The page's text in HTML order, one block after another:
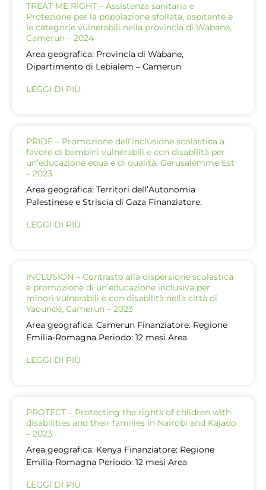
TREAT ME RIGHT – Assistenza sanitaria e
Protezione per la popolazione sfollata, ospitante e
le categorie vulnerabili nella provincia di Wabane,
Camerun – 2024
Area geografica: Provincia di Wabane,
Dipartimento di Lebialem – Camerun
LEGGI DI PIÙ
PRIDE – Promozione dell’inclusione scolastica a
favore di bambini vulnerabili e con disabilità per
un’educazione equa e di qualità, Gerusalemme Est
– 2023
Area geografica: Territori dell’Autonomia
Palestinese e Striscia di Gaza Finanziatore:
LEGGI DI PIÙ
INCLUSION – Contrasto alla dispersione scolastica
e promozione di un’educazione inclusiva per
minori vulnerabili e con disabilità nella città di
Yaoundé, Camerun – 2023
Area geografica: Camerun Finanziatore: Regione
Emilia-Romagna Periodo: 12 mesi Area
LEGGI DI PIÙ
PROTECT – Protecting the rights of children with
disabilities and their families in Nairobi and Kajado
– 2023
Area geografica: Kenya Finanziatore: Regione
Emilia-Romagna Periodo: 12 mesi Area
LEGGI DI PIÙ